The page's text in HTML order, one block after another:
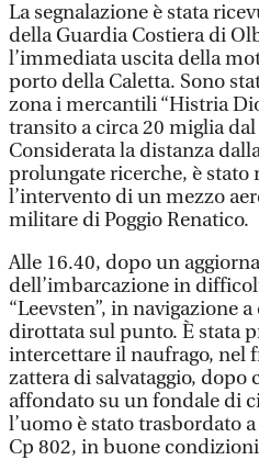
La segnalazione è stata
della Guardia Costiera di
l’immediata uscita della
porto della Caletta. Sono
zona i mercantili “Histria
transito a circa 20 miglia
Considerata la distanza
prolungate ricerche, è stato
l’intervento di un mezzo
militare di Poggio Renatico.
Alle 16.40, dopo un
dell’imbarcazione in
“Leevsten”, in navigazione
dirottata sul punto. È stata
intercettare il naufrago, nel
zattera di salvataggio, dopo
affondato su un fondale di
l’uomo è stato trasbordato
Cp 802, in buone